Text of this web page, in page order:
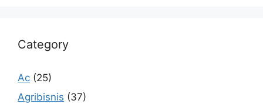
Category
Ac (25)
Agribisnis (37)